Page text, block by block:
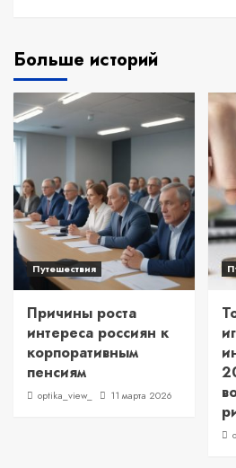
Больше историй
Путешествия
Причины роста
интереса россиян к
корпоративным
пенсиям
optika_view_ 11 марта 2026